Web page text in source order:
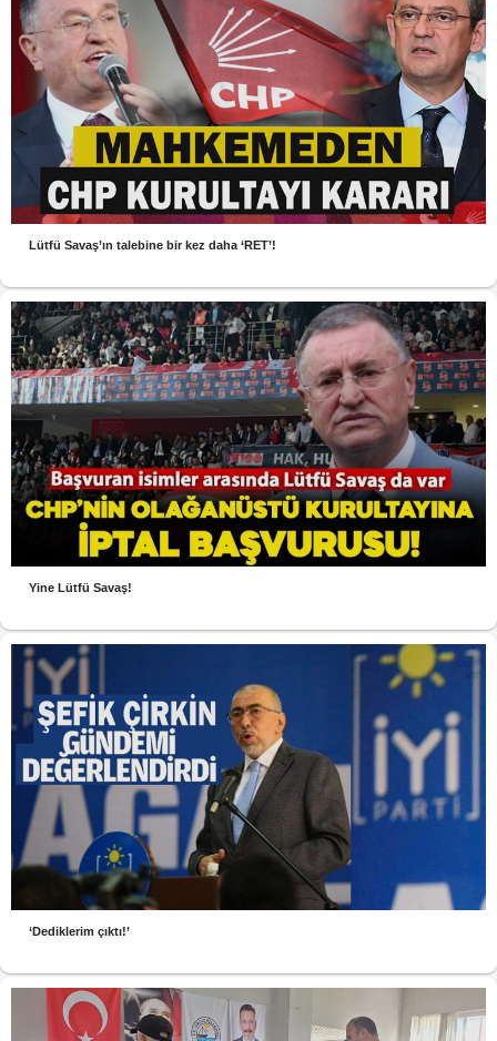
Lütfü Savaş’ın talebine bir kez daha ‘RET’!
Yine Lütfü Savaş!
‘Dediklerim çıktı!’